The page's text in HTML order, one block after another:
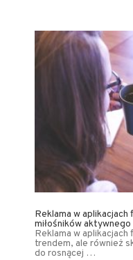
Reklama w
miłośników
Reklama w
trendem, ale również
do rosnącej …